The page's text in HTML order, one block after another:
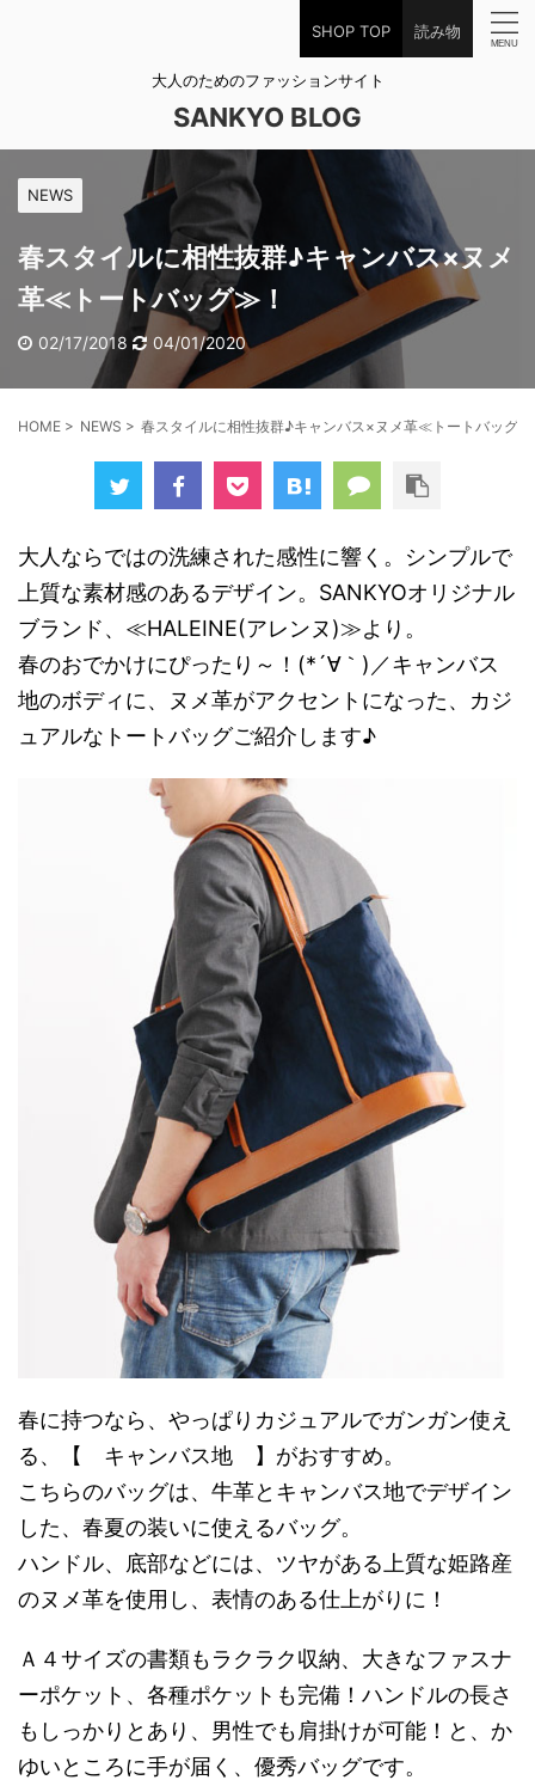
SHOP TOP 読み物
大人のためのファッションサイト
SANKYO BLOG
NEWS
春スタイルに相性抜群♪キャンバス×ヌメ
革≪トートバッグ≫！
02/17/2018 04/01/2020
HOME > NEWS > 春スタイルに相性抜群♪キャンバス×ヌメ革≪トートバッグ≫
大人ならではの洗練された感性に響く。シンプルで
上質な素材感のあるデザイン。SANKYOオリジナル
ブランド、≪HALEINE(アレンヌ)≫より。
春のおでかけにぴったり～！(*´∀｀)／キャンバス
地のボディに、ヌメ革がアクセントになった、カジ
ュアルなトートバッグご紹介します♪
春に持つなら、やっぱりカジュアルでガンガン使え
る、【 キャンバス地 】がおすすめ。
こちらのバッグは、牛革とキャンバス地でデザイン
した、春夏の装いに使えるバッグ。
ハンドル、底部などには、ツヤがある上質な姫路産
のヌメ革を使用し、表情のある仕上がりに！
Ａ４サイズの書類もラクラク収納、大きなファスナ
ーポケット、各種ポケットも完備！ハンドルの長さ
もしっかりとあり、男性でも肩掛けが可能！と、か
ゆいところに手が届く、優秀バッグです。